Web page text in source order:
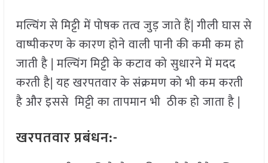
मल्चिंग से मिट्टी में पोषक तत्व जुड़ जाते हैं| गीली घास से
वाष्पीकरण के कारण होने वाली पानी की कमी कम हो
जाती है | मल्चिंग मिट्टी के कटाव को सुधारने में मदद
करती है| यह खरपतवार के संक्रमण को भी कम करती
है और इससे मिट्टी का तापमान भी ठीक हो जाता है |
खरपतवार प्रबंधन:-